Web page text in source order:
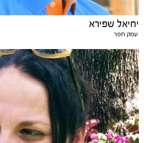
יחיאל שפירא
עמק חפר